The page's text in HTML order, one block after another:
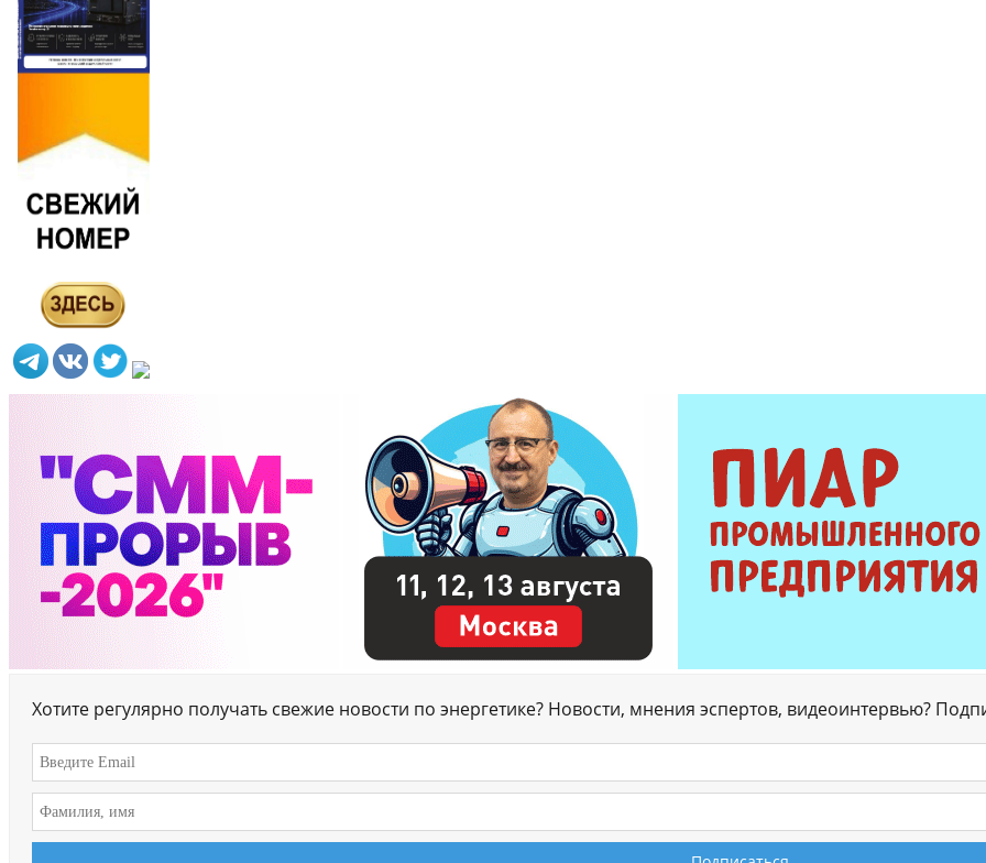
Хотите регулярно получать свежие новости по энергетике? Новости, мнения эспертов, видеоинтервью?